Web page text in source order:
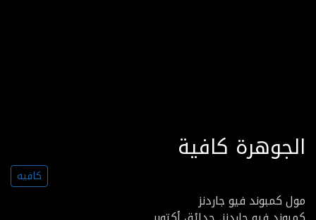
الجوهرة كافية
كافيه
مول كمبوند فيو جاردنز